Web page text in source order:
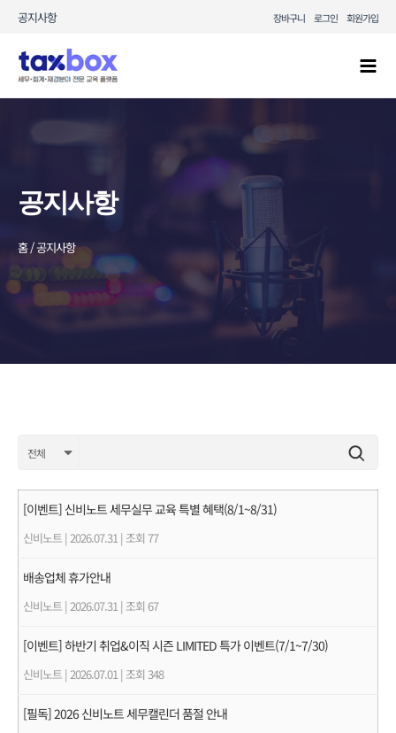
콘텐츠로
공지사항 장바구니 로그인 회원가입
공지사항
홈 / 공지사항
[이벤트] 신비노트 세무실무 교육 특별 혜택(8/1~8/31)
신비노트 | 2026.07.31 | 조회 77
배송업체 휴가안내
신비노트 | 2026.07.31 | 조회 67
[이벤트] 하반기 취업&이직 시즌 LIMITED 특가 이벤트(7/1~7/30)
신비노트 | 2026.07.01 | 조회 348
[필독] 2026 신비노트 세무캘린더 품절 안내